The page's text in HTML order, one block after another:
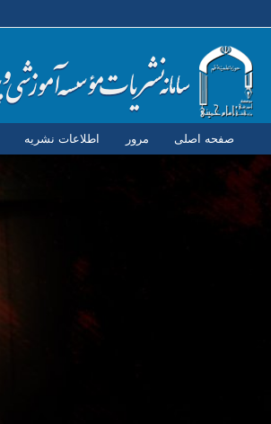
صفحه اصلی مرور اطلاعات نشریه